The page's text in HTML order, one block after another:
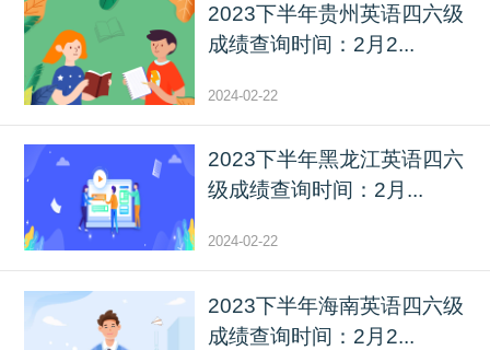
2023下半年贵州英语四六级
成绩查询时间：2月2...
2024-02-22
2023下半年黑龙江英语四六
级成绩查询时间：2月...
2024-02-22
2023下半年海南英语四六级
成绩查询时间：2月2...